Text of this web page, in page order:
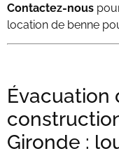
Contactez-nous
location de benne
Évacuation
Gironde :